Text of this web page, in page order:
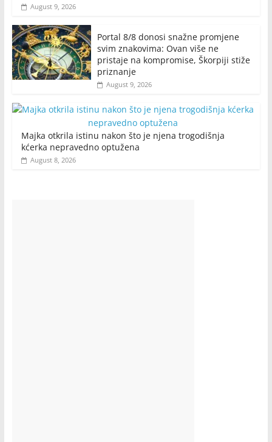
August 9, 2026
Portal 8/8 donosi snažne promjene
svim znakovima: Ovan više ne
pristaje na kompromise, Škorpiji stiže
priznanje
August 9, 2026
Majka otkrila istinu nakon što je njena trogodišnja
kćerka nepravedno optužena
August 8, 2026